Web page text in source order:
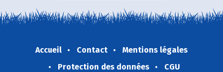
Accueil Contact
Mentions légales
Protection des données
CGU